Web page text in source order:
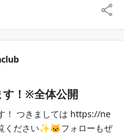
す！※全体公開
！ つきましては https://ne
ださい✨🐱フォローもぜ